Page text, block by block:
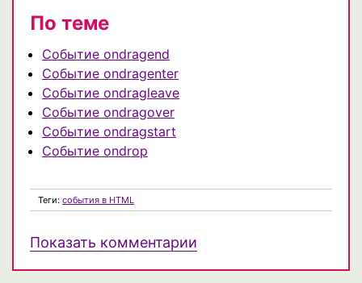
По теме
Событие ondragend
Событие ondragenter
Событие ondragleave
Событие ondragover
Событие ondragstart
Событие ondrop
Теги: события в HTML
Показать комментарии